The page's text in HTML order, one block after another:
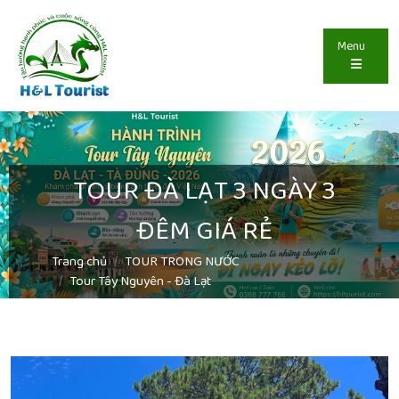
Menu
TOUR ĐÀ LẠT 3 NGÀY 3
ĐÊM GIÁ RẺ
Trang chủ
TOUR TRONG NƯỚC
Tour Tây Nguyên - Đà Lạt